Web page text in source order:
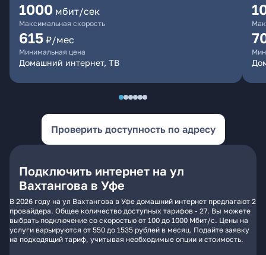
1000 мбит/сек
Максимальная скорость
615 ₽/мес
Минимальная цена
Домашний интернет, ТВ
Проверить доступность по адресу
Подключить интернет на ул
Вахтангова в Уфе
В 2026 году на ул Вахтангова в Уфе домашний интернет предлагают 2
провайдера. Общее количество доступных тарифов - 27. Вы можете
выбрать подключение со скоростью от 100 до 1000 Мбит/с. Цены на
услуги варьируются от 550 до 1535 рублей в месяц. Подайте заявку
на подходящий тариф, учитывая необходимые опции и стоимость.